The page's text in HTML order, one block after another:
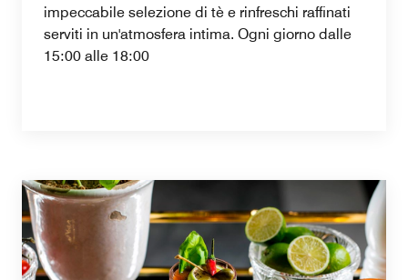
impeccabile selezione di tè e rinfreschi raffinati
serviti in un'atmosfera intima. Ogni giorno dalle
15:00 alle 18:00